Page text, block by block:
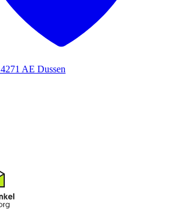
4271 AE Dussen